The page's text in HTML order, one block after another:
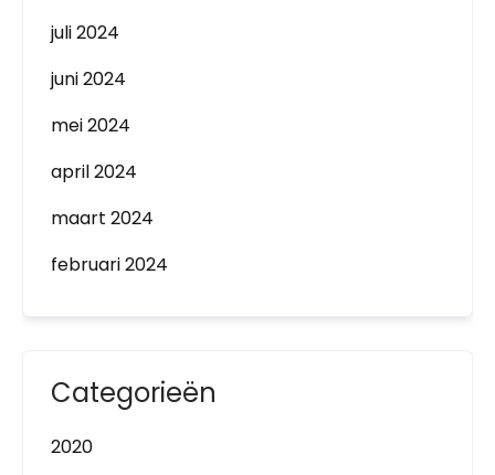
juli 2024
juni 2024
mei 2024
april 2024
maart 2024
februari 2024
Categorieën
2020